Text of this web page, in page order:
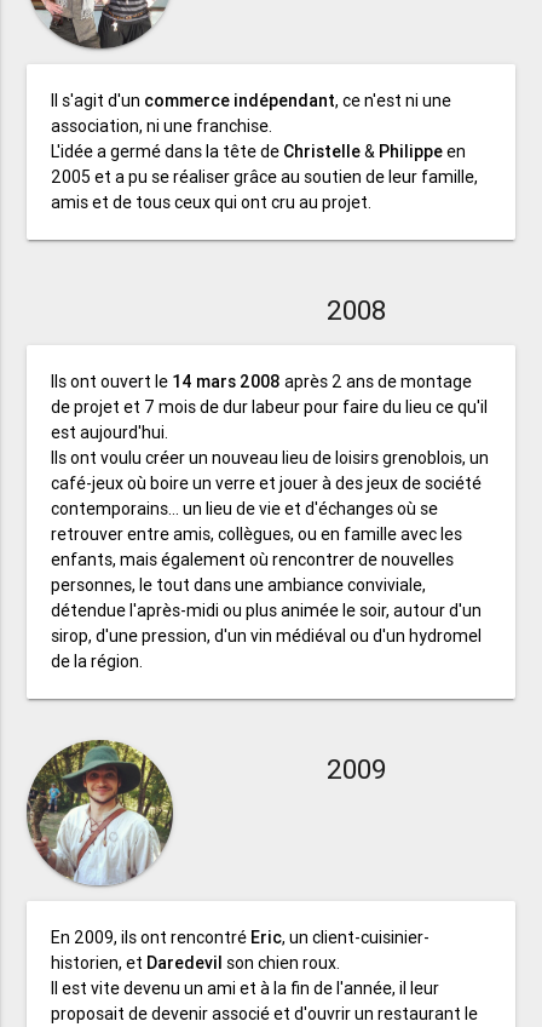
Il s'agit d'un commerce indépendant, ce n'est ni une
association, ni une franchise.
L'idée a germé dans la tête de Christelle& Philippeen
2005 et a pu se réaliser grâce au soutien de leur famille,
amis et de tous ceux qui ont cru au projet.
2008
Ils ont ouvert le 14 mars 2008 après 2 ans de montage
de projet et 7 mois de dur labeur pour faire du lieu ce qu'il
est aujourd'hui.
Ils ont voulu créer un nouveau lieu de loisirs grenoblois, un
café-jeux où boire un verre et jouer à des jeux de société
contemporains... un lieu de vie et d'échanges où se
retrouver entre amis, collègues, ou en famille avec les
enfants, mais également où rencontrer de nouvelles
personnes, le tout dans une ambiance conviviale,
détendue l'après-midi ou plus animée le soir, autour d'un
sirop, d'une pression, d'un vin médiéval ou d'un hydromel
de la région.
2009
En 2009, ils ont rencontré Eric, un client-cuisinier-
historien, et Daredevil son chien roux.
Il est vite devenu un ami et à la fin de l'année, il leur
proposait de devenir associé et d'ouvrir un restaurant le